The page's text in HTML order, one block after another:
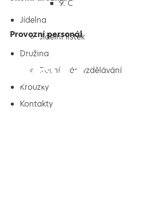
9. C
Jídelna
Jídelní lístek
Družina
Roční plán vzdělávání
Kroužky
Kontakty
Provozní personál